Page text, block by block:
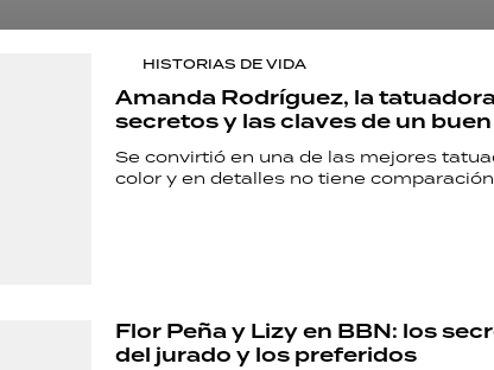
HISTORIAS DE VIDA
Amanda Rodríguez, la
secretos y las claves de un
Se convirtió en una de las mejores
color y en detalles no tiene
Flor Peña y Lizy en BBN: los
del jurado y los preferidos